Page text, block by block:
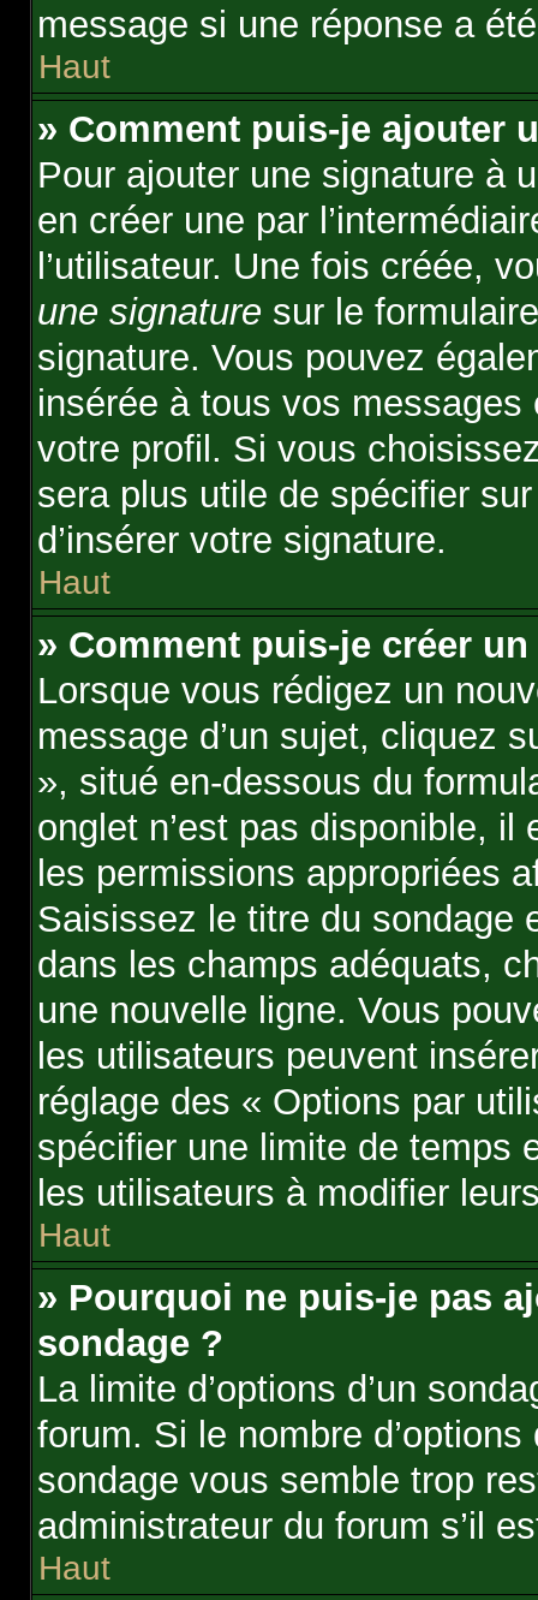
message si une réponse a
Haut
» Comment puis-je ajouter
Pour ajouter une signature à
en créer une par
l’utilisateur. Une fois créée,
une signature sur le
signature. Vous pouvez
insérée à tous vos
votre profil. Si vous
sera plus utile de spécifier
d’insérer votre signature.
Haut
» Comment puis-je créer
Lorsque vous rédigez un
message d’un sujet, cliquez
», situé en-dessous du
onglet n’est pas disponible, il
les permissions appropriées
Saisissez le titre du sondage
dans les champs adéquats,
une nouvelle ligne. Vous
les utilisateurs peuvent
réglage des « Options par
spécifier une limite de temps
les utilisateurs à modifier
Haut
» Pourquoi ne puis-je pas
sondage ?
La limite d’options d’un
forum. Si le nombre
sondage vous semble trop
administrateur du forum s’il
Haut